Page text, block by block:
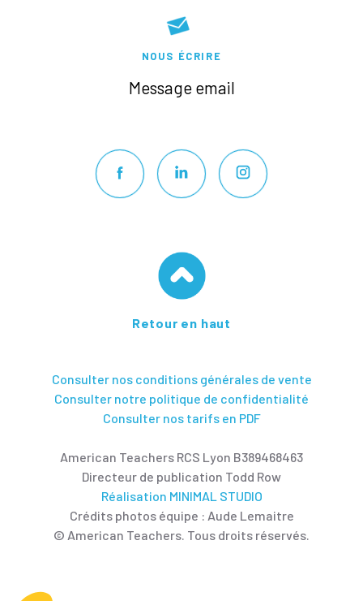
NOUS ÉCRIRE
Message email
Retour en haut
Consulter nos conditions générales de vente
Consulter notre politique de confidentialité
Consulter nos tarifs en PDF
American Teachers RCS Lyon B389468463
Directeur de publication Todd Row
Réalisation MINIMAL STUDIO
Crédits photos équipe : Aude Lemaitre
© American Teachers. Tous droits réservés.